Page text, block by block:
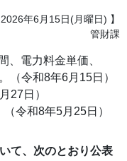
2026年6月15日(月曜日) 】
管財課
、電力料金単価、
（令和8年6月15日）
27日）
令和8年5月25日）
て、次のとおり公表